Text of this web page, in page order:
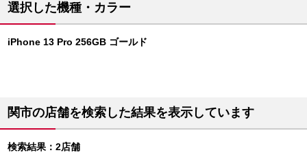
選択した機種・カラー
iPhone 13 Pro 256GB ゴールド
関市の店舗を検索した結果を表示しています
検索結果：2店舗